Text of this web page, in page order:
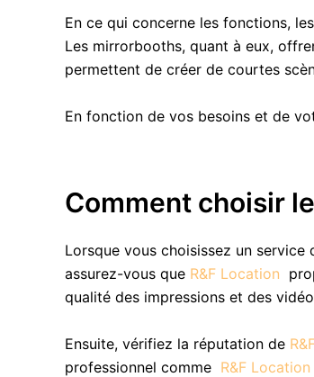
En ce qui concerne les fonctions,
Les mirrorbooths, quant à eux,
permettent de créer de courtes
En fonction de vos besoins et de
Comment choisir
Lorsque vous choisissez un
assurez-vous que R&F Location
qualité des impressions et des
Ensuite, vérifiez la réputation de
professionnel comme R&F Location